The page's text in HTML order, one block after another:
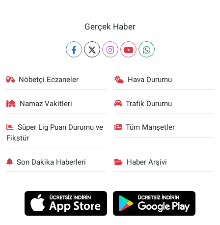
Gerçek Haber
Nöbetçi Eczaneler Hava Durumu
Namaz Vakitleri Trafik Durumu
Süper Lig Puan Durumu ve
Fikstür
Tüm Manşetler
Son Dakika Haberleri Haber Arşivi